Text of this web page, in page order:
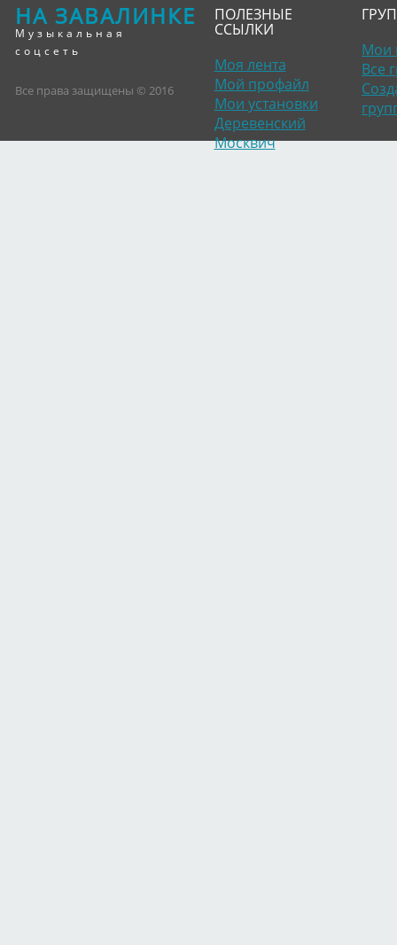
НА ЗАВАЛИНКЕ
Музыкальная
соцсеть
Все права защищены © 2016
ПОЛЕЗНЫЕ
ССЫЛКИ
Моя лента
Мой профайл
Мои установки
Деревенский
Москвич
Мои
Все